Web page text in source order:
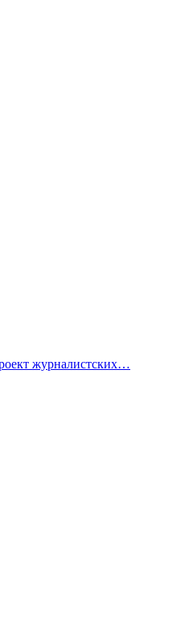
журналистских…